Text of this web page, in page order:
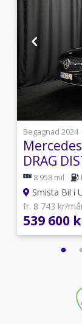
Begagnad 2024
DRAG
MOMS
8 958 mil
Smista Bil i
fr. 8 743 kr/
539 600